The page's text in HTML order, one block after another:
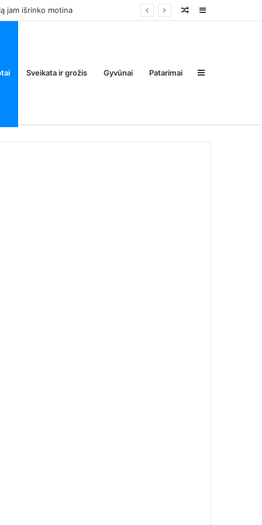
Sidebar
Random
Sveikata ir grožis Gyvūnai Patarimai Sidebar